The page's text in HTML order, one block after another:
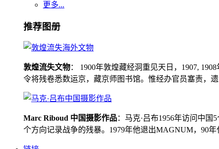
更多...
推荐图册
敦煌流失文物： 1900年敦煌藏经洞重见天日，1907,
令将残卷悉数运京，藏京师图书馆。惟经办官员塞责，
Marc Riboud 中国摄影作品：马克·吕布1956年访问中
个方向记录战争的残暴。1979年他退出MAGNUM，90年